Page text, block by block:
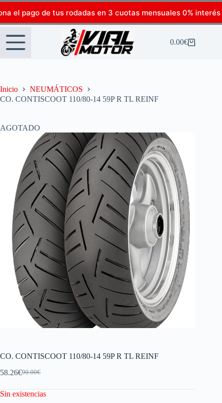
el pago de tus rodadas en 3 cuotas mensuales 0% interés
0.00€
Inicio
NEUMÁTICOS
CO. CONTISCOOT 110/80-14 59P R TL REINF
AGOTADO
CO. CONTISCOOT 110/80-14 59P R TL REINF
90.00€
58.26€
Sin existencias